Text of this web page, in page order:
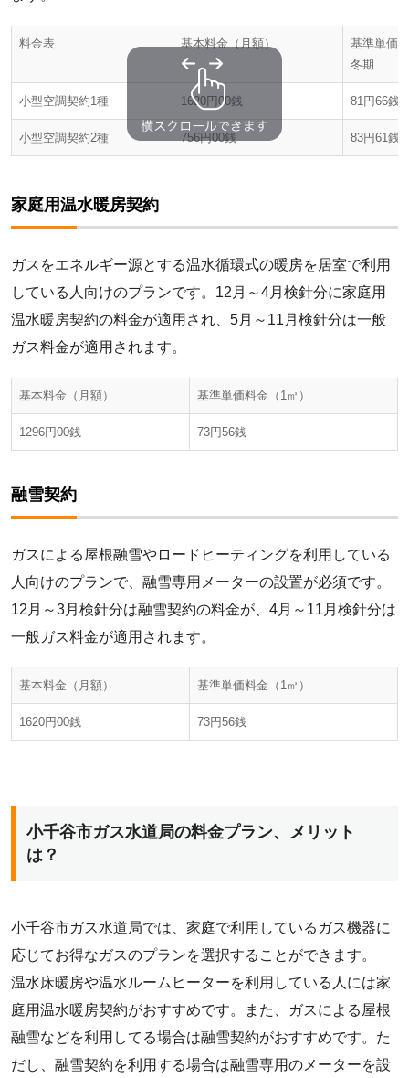
料金表 基本料金（月額）
基準単価
冬期
小型空調契約1種 1620円00銭 81円66銭
小型空調契約2種 756円00銭 83円61銭
家庭用温水暖房契約
ガスをエネルギー源とする温水循環式の暖房を居室で利用
している人向けのプランです。12月～4月検針分に家庭用
温水暖房契約の料金が適用され、5月～11月検針分は一般
ガス料金が適用されます。
基本料金（月額） 基準単価料金（1㎥）
1296円00銭 73円56銭
融雪契約
ガスによる屋根融雪やロードヒーティングを利用している
人向けのプランで、融雪専用メーターの設置が必須です。
12月～3月検針分は融雪契約の料金が、4月～11月検針分は
一般ガス料金が適用されます。
基本料金（月額） 基準単価料金（1㎥）
1620円00銭 73円56銭
小千谷市ガス水道局の料金プラン、メリット
は？
小千谷市ガス水道局では、家庭で利用しているガス機器に
応じてお得なガスのプランを選択することができます。
温水床暖房や温水ルームヒーターを利用している人には家
庭用温水暖房契約がおすすめです。また、ガスによる屋根
融雪などを利用してる場合は融雪契約がおすすめです。た
だし、融雪契約を利用する場合は融雪専用のメーターを設